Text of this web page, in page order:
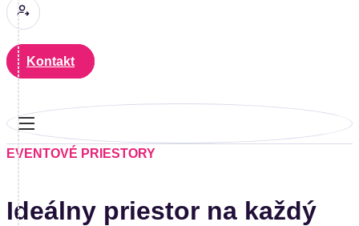
Kontakt
EVENTOVÉ PRIESTORY
Ideálny priestor na každý